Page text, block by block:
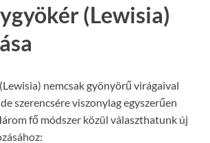
(Lewisia)
nemcsak gyönyörű virágaival
szerencsére viszonylag egyszerűen
fő módszer közül választhatunk új